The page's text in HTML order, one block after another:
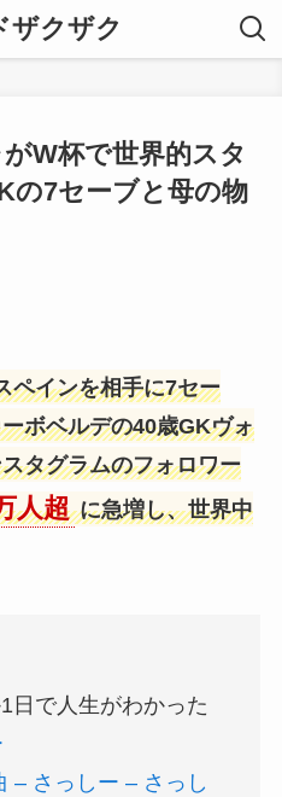
ザクザク
W杯で世界的スタ
の7セーブと母の物
ペインを相手に7セー
ボベルデの40歳GKヴォ
タグラムのフォロワー
人超 に急増し、世界中
日で人生がわかった
– さっしー – さっし